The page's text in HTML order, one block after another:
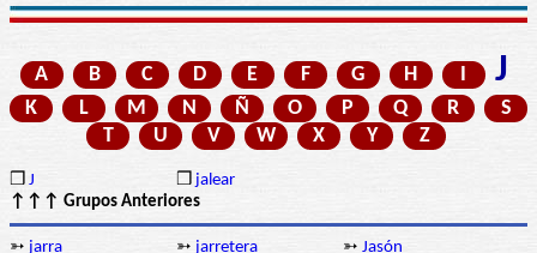
A B C D E F G H I J
K L M N Ñ O P Q R
S
T
U V W X Y Z
❒ J ❒ jalear
↑↑↑ Grupos Anteriores
➳ jarra ➳ jarretera ➳ Jasón